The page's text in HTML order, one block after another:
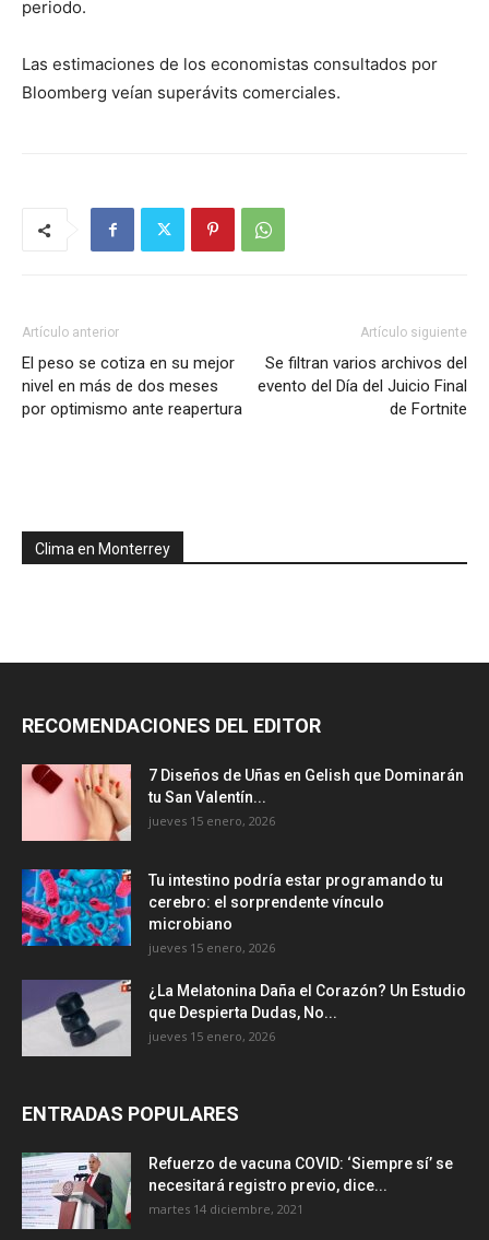
periodo.
Las estimaciones de los economistas consultados por
Bloomberg veían superávits comerciales.
Artículo anterior
El peso se cotiza en su mejor
nivel en más de dos meses
por optimismo ante reapertura
Artículo siguiente
Se filtran varios archivos del
evento del Día del Juicio Final
de Fortnite
Clima en Monterrey
RECOMENDACIONES DEL EDITOR
7 Diseños de Uñas en Gelish que Dominarán
tu San Valentín...
jueves 15 enero, 2026
Tu intestino podría estar programando tu
cerebro: el sorprendente vínculo
microbiano
jueves 15 enero, 2026
¿La Melatonina Daña el Corazón? Un Estudio
que Despierta Dudas, No...
jueves 15 enero, 2026
ENTRADAS POPULARES
Refuerzo de vacuna COVID: ‘Siempre sí’ se
necesitará registro previo, dice...
martes 14 diciembre, 2021